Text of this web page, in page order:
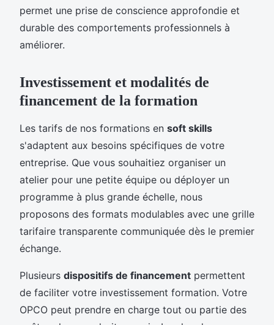
permet une prise de conscience approfondie et
durable des comportements professionnels à
améliorer.
Investissement et modalités de
financement de la formation
Les tarifs de nos formations en soft skills
s'adaptent aux besoins spécifiques de votre
entreprise. Que vous souhaitiez organiser un
atelier pour une petite équipe ou déployer un
programme à plus grande échelle, nous
proposons des formats modulables avec une grille
tarifaire transparente communiquée dès le premier
échange.
Plusieurs dispositifs de financement permettent
de faciliter votre investissement formation. Votre
OPCO peut prendre en charge tout ou partie des